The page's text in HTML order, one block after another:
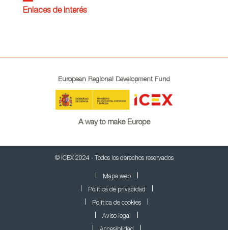
Enlaces de interés
European Regional Development Fund
A way to make Europe
© ICEX 2024 - Todos los derechos reservados
Mapa web
Política de privacidad
Política de cookies
Aviso legal